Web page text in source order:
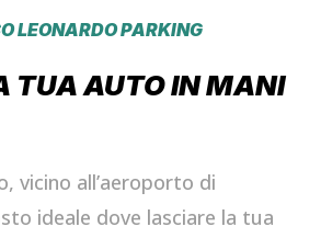
LEONARDO PARKING
TUA AUTO IN MANI
vicino all’aeroporto di
ideale dove lasciare la tua